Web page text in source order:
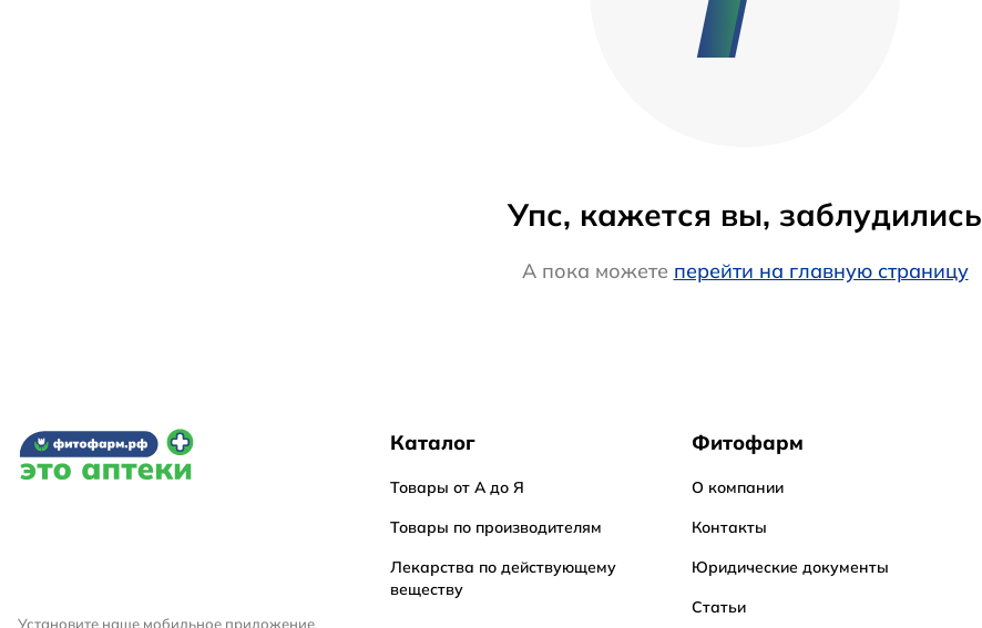
Упс, кажется вы, заблудились
А пока можете перейти на главную страницу
Установите наше мобильное приложение
Каталог
Товары от А до Я
Товары по производителям
Лекарства по действующему
веществу
Фитофарм
О компании
Контакты
Юридические документы
Статьи